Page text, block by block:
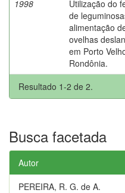
1998
Utilização do
de
alimentação
ovelhas
em Porto
Rondônia.
Resultado 1-2 de 2.
Busca facetada
Autor
PEREIRA, R. G. de A.